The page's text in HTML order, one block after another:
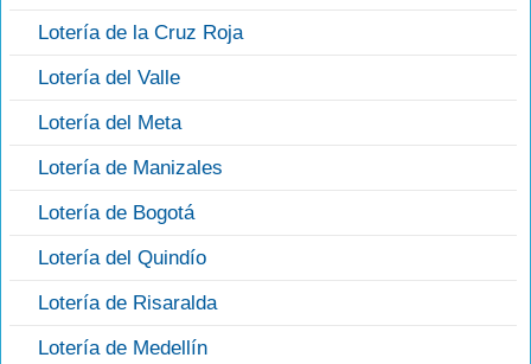
Lotería de la Cruz Roja
Lotería del Valle
Lotería del Meta
Lotería de Manizales
Lotería de Bogotá
Lotería del Quindío
Lotería de Risaralda
Lotería de Medellín